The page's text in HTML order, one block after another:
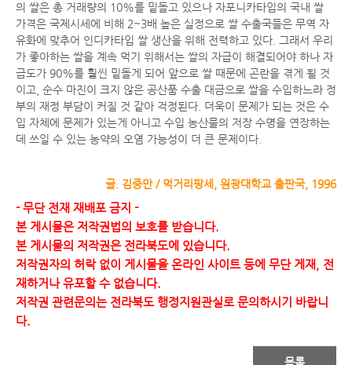
의 쌀은 총 거래량의 10%를 밑돌고 있으나 자포니카타입의 국내 쌀
가격은 국제시세에 비해 2~3배 높은 실정으로 쌀 수출국들은 무역 자
유화에 맞추어 인디카타입 쌀 생산을 위해 전력하고 있다. 그래서 우리
가 좋아하는 쌀을 계속 먹기 위해서는 쌀의 자급이 해결되어야 하나 자
급도가 90%를 훨씬 밑돌게 되어 앞으로 쌀 때문에 곤란을 겪게 될 것
이고, 순수 마진이 크지 않은 공산품 수출 대금으로 쌀을 수입하느라 정
부의 재정 부담이 커질 것 같아 걱정된다. 더욱이 문제가 되는 것은 수
입 자체에 문제가 있는게 아니고 수입 농산물의 저장 수명을 연장하는
데 쓰일 수 있는 농약의 오염 가능성이 더 큰 문제이다.
글. 김중만 / 먹거리팡세, 원광대학교 출판국, 1996
- 무단 전재 재배포 금지 -
본 게시물은 저작권법의 보호를 받습니다.
본 게시물의 저작권은 전라북도에 있습니다.
저작권자의 허락 없이 게시물을 온라인 사이트 등에 무단 게재, 전
재하거나 유포할 수 없습니다.
저작권 관련문의는 전라북도 행정지원관실로 문의하시기 바랍니
다.
목록